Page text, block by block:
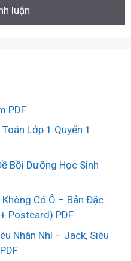
PDF
Lớp 1 Quyển 1
Bồi Dưỡng Học Sinh
Có Ô – Bản Đặc
Postcard) PDF
Nhân Nhí – Jack, Siêu